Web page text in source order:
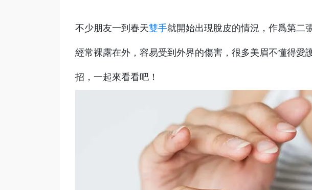
不少朋友一到春天雙手就開始出現脫皮的情況，作爲第二
經常裸露在外，容易受到外界的傷害，很多美眉不懂得愛
招，一起來看看吧！